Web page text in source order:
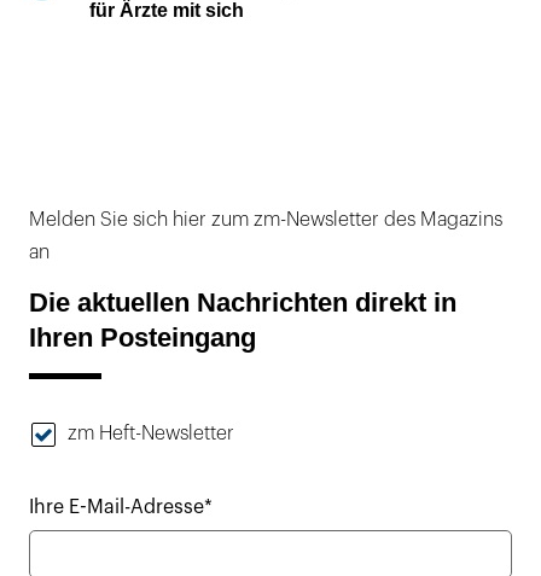
für Ärzte mit sich
Melden Sie sich hier zum zm-Newsletter des Magazins
an
Die aktuellen Nachrichten direkt in
Ihren Posteingang
zm Heft-Newsletter
Ihre E-Mail-Adresse*